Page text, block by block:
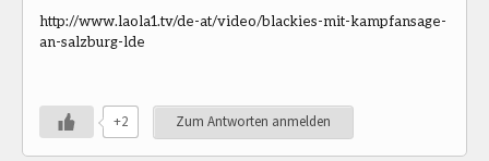
http://www.laola1.tv/de-at/video/blackies-mit-kampfansage-
an-salzburg-lde
+2 Zum Antworten anmelden